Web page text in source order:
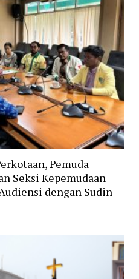
Pemuda
Seksi Kepemudaan
dengan Sudin